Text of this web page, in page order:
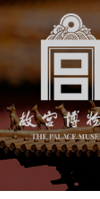
故宫博
馆 智慧博
文创商城